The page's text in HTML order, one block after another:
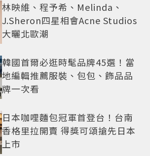
林映維、程予希、Melinda、
J.Sheron四星相會Acne Studios
大曬北歐潮
韓國首爾必逛時髦品牌45選！當
地編輯推薦服裝、包包、飾品品
牌一次看
日本咖哩麵包冠軍首登台！台南
香格里拉開賣 得獎可頌搶先日本
上市